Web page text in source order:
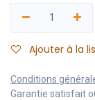
Ajouter à la
Conditions
Garantie satisfait